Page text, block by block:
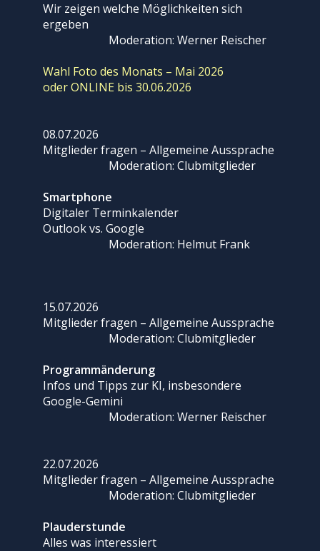
Wir zeigen welche Möglichkeiten sich
ergeben
Moderation: Werner Reischer
Wahl Foto des Monats – Mai 2026
oder ONLINE bis 30.06.2026
08.07.2026
Mitglieder fragen – Allgemeine Aussprache
Moderation: Clubmitglieder
Smartphone
Digitaler Terminkalender
Outlook vs. Google
Moderation: Helmut Frank
15.07.2026
Mitglieder fragen – Allgemeine Aussprache
Moderation: Clubmitglieder
Programmänderung
Infos und Tipps zur KI, insbesondere
Google-Gemini
Moderation: Werner Reischer
22.07.2026
Mitglieder fragen – Allgemeine Aussprache
Moderation: Clubmitglieder
Plauderstunde
Alles was interessiert